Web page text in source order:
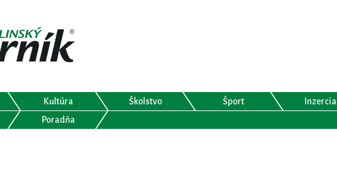
Kultúra Školstvo Šport Inzercia
Poradňa